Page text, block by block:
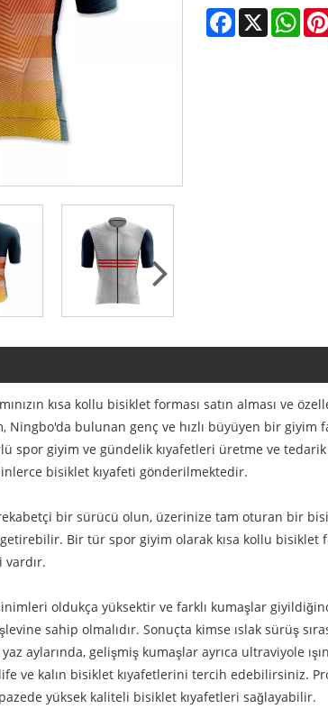
Facebook
X
kısa kollu bisiklet forması satın alması ve
Ningbo'da bulunan genç ve hızlı büyüyen bir
spor giyim ve gündelik kıyafetleri üretme ve
bisiklet kıyafeti gönderilmektedir.
bir sürücü olun, üzerinize tam oturan bir
Bir tür spor giyim olarak kısa kollu
vardır.
oldukça yüksektir ve farklı kumaşlar
sahip olmalıdır. Sonuçta kimse ıslak sürüş
aylarında, gelişmiş kumaşlar ayrıca ultraviyole
ve kalın bisiklet kıyafetlerini tercih edebilirsiniz.
yüksek kaliteli bisiklet kıyafetleri sağlayabilir.